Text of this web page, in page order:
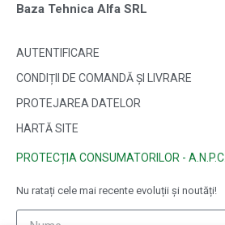
Baza Tehnica Alfa SRL
AUTENTIFICARE
CONDIȚII DE COMANDĂ ȘI LIVRARE
PROTEJAREA DATELOR
HARTĂ SITE
PROTECȚIA CONSUMATORILOR - A.N.P.C.
Nu ratați cele mai recente evoluții și noutăți!